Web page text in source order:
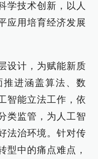
学技术创新，以人
应用培育经济发展
设计，为赋能新质
进涵盖算法、数
智能立法工作，依
类监管，为人工智
法治环境。针对传
型中的痛点难点，